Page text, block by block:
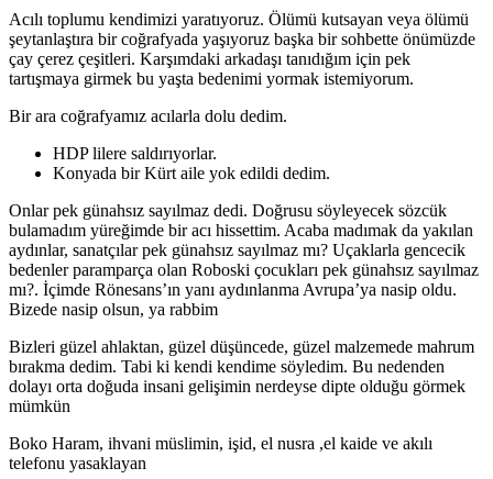
Acılı toplumu kendimizi yaratıyoruz. Ölümü kutsayan veya ölümü
şeytanlaştıra bir coğrafyada yaşıyoruz başka bir sohbette önümüzde
çay çerez çeşitleri. Karşımdaki arkadaşı tanıdığım için pek
tartışmaya girmek bu yaşta bedenimi yormak istemiyorum.
Bir ara coğrafyamız acılarla dolu dedim.
HDP lilere saldırıyorlar.
Konyada bir Kürt aile yok edildi dedim.
Onlar pek günahsız sayılmaz dedi. Doğrusu söyleyecek sözcük
bulamadım yüreğimde bir acı hissettim. Acaba madımak da yakılan
aydınlar, sanatçılar pek günahsız sayılmaz mı? Uçaklarla gencecik
bedenler paramparça olan Roboski çocukları pek günahsız sayılmaz
mı?. İçimde Rönesans’ın yanı aydınlanma Avrupa’ya nasip oldu.
Bizede nasip olsun, ya rabbim
Bizleri güzel ahlaktan, güzel düşüncede, güzel malzemede mahrum
bırakma dedim. Tabi ki kendi kendime söyledim. Bu nedenden
dolayı orta doğuda insani gelişimin nerdeyse dipte olduğu görmek
mümkün
Boko Haram, ihvani müslimin, işid, el nusra ,el kaide ve akılı
telefonu yasaklayan